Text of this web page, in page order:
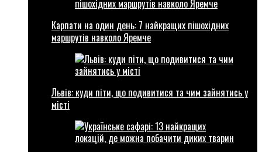
Карпати на один день: 7 найкращих пішохідних
маршрутів навколо Яремче
Львів: куди піти, що подивитися та чим зайнятись у
місті